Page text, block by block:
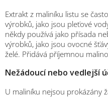
Extrakt z maliníku listu se
výrobků, jako jsou pleťové
někdy používá jako přísada
výrobků, jako jsou ovocné
želé. Přidává příjemnou
Nežádoucí nebo vedlejší
U maliníku nejsou prokázány